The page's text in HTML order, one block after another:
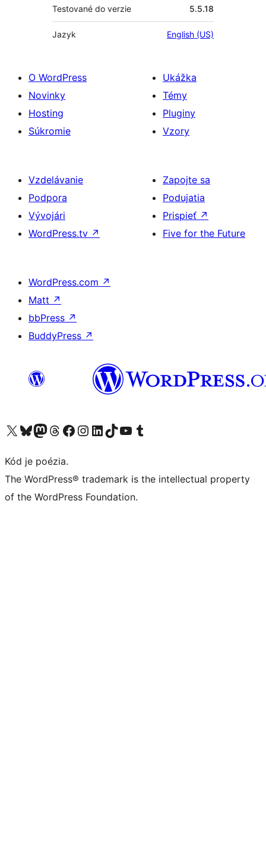
Testované do verzie 5.5.18
Jazyk English (US)
O WordPress
Novinky
Hosting
Súkromie
Ukážka
Témy
Pluginy
Vzory
Vzdelávanie
Podpora
Vývojári
WordPress.tv ↗
Zapojte sa
Podujatia
Prispieť ↗
Five for the Future
WordPress.com ↗
Matt ↗
bbPress ↗
BuddyPress ↗
Navštívte náš účet na X (predtým Twitter)
Navštívte náš účet na platforme Bluesky
Navštívte náš účet na Mastodone
Navštívte náš účet na platforme Threads
Navštívte našu stránku na Facebooku
Navštívte náš účet Instagram
Navštívte náš účet LinkedIn
Navštívte náš účet na platforme TikTok
Navštívte náš kanál YouTube
Navštívte náš účet na platforme Tumblr
Kód je poézia.
The WordPress® trademark is the intellectual property
of the WordPress Foundation.